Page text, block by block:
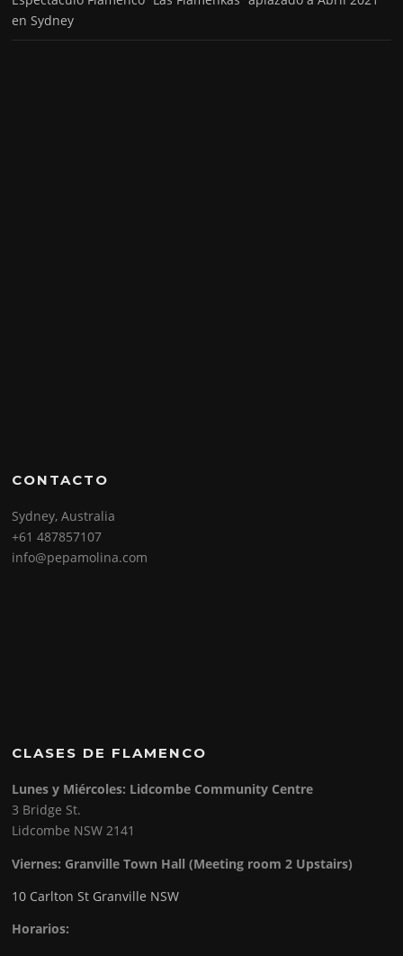
en Sydney
CONTACTO
Sydney, Australia
+61 487857107
info@pepamolina.com
CLASES DE FLAMENCO
Lunes y Miércoles: Lidcombe Community Centre
3 Bridge St.
Lidcombe NSW 2141
Viernes: Granville Town Hall (Meeting room 2 Upstairs)
10 Carlton St Granville NSW
Horarios: